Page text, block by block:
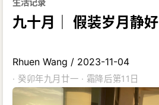
九十月｜ 假装岁月静好
Rhuen Wang / 2023-11-04
· 癸卯年九月廿一 · 霜降后第11日